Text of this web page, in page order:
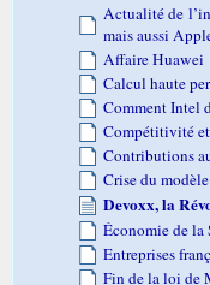
Actualité de
mais aussi
Affaire Huawei
Calcul haute
Comment Intel
Compétitivité
Contributions
Crise du modèle
Devoxx, la
Économie de la
Entreprises
Fin de la loi de